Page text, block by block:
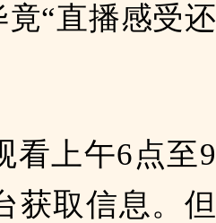
“直播感受还
看上午6点至9
获取信息。但